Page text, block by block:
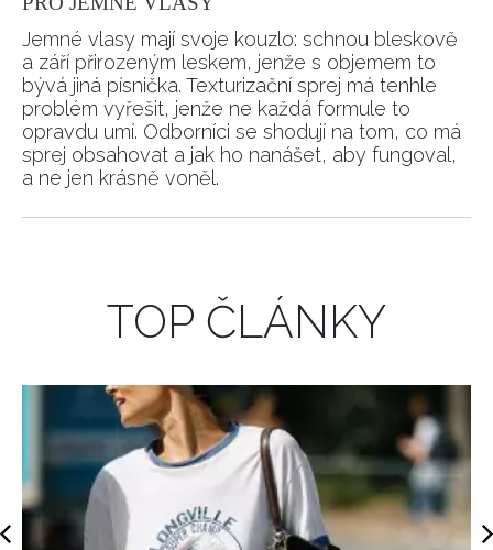
Jemné vlasy mají svoje kouzlo: schnou bleskově
a září přirozeným leskem, jenže s objemem to
bývá jiná písnička. Texturizační sprej má tenhle
problém vyřešit, jenže ne každá formule to
opravdu umí. Odborníci se shodují na tom, co má
sprej obsahovat a jak ho nanášet, aby fungoval,
a ne jen krásně voněl.
TOP ČLÁNKY